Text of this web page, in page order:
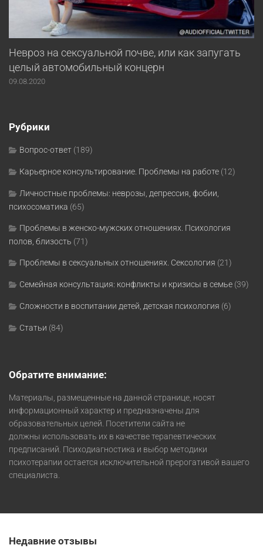
Невроз на сексуальной почве, или как запугать
целый автомобильный концерн
09.08.2020
Рубрики
Вопрос-ответ (189)
Карьерное консультирование. Проблемы на работе (12)
Личностные проблемы: неврозы, депрессия, фобии,
психосоматика (65)
Проблемы в женско-мужских отношениях. Психология
полов, близость (71)
Проблемы в сексуальных отношениях. Сексология (21)
Семейная консультация: конфликты и кризисы в семье (39)
Сложности в воспитании детей, детская психология (6)
Статьи (84)
Обратите внимание:
Материалы, размещенные на данной странице, носят
информационный характер и предназначены для
образовательных целей. Посетители сайта не
должны использовать их в качестве терапевтических
предписаний. Психодиагностика и выбор методики
психотерапии остается исключительной прерогативой вашего
специалиста.
Недавние отзывы